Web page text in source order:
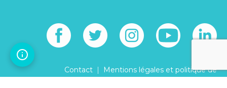
Contact |
Mentions légales et politique de